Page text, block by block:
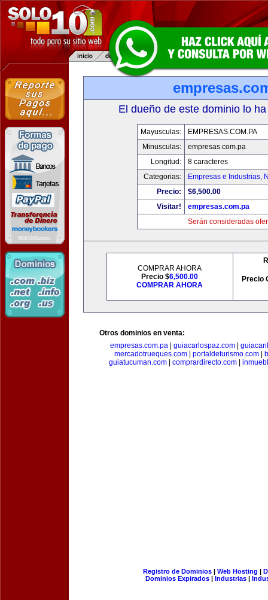
El dueño de este dominio lo
Mayusculas:
EMPRESAS.COM.PA
Minusculas:
empresas.com.pa
Longitud:
8 caracteres
Categorias:
Empresas e Industrias,
Precio:
$6,500.00
Visitar!
empresas.com.pa
Serán consideradas
COMPRAR AHORA
Precio $6,500.00
COMPRAR AHORA
Precio
Otros dominios en venta:
empresas.com.pa| guiacarlospaz.com|
mercadotrueques.com| portaldeturismo.com|
guiatucuman.com
comprardirecto.com
Registro de Dominios| Web Hosting |
Dominios Expirados | Industrias |